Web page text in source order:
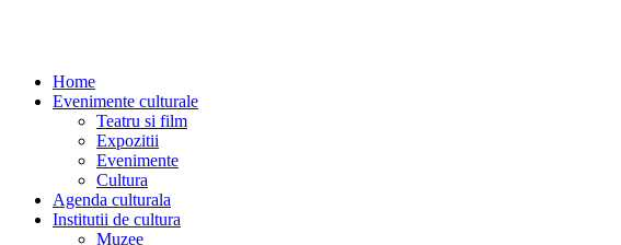
Home
Evenimente culturale
Teatru si film
Expozitii
Evenimente
Cultura
Agenda culturala
Institutii de cultura
Muzee